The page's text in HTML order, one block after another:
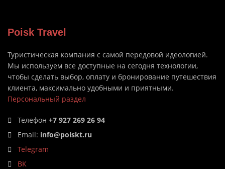
Poisk Travel
Туристическая компания с самой передовой идеологией.
Мы используем все доступные на сегодня технологии,
чтобы сделать выбор, оплату и бронирование путешествия
клиента, максимально удобными и приятными.
Персональный раздел
Телефон +7 927 269 26 94
Email: info@poiskt.ru
Telegram
ВК